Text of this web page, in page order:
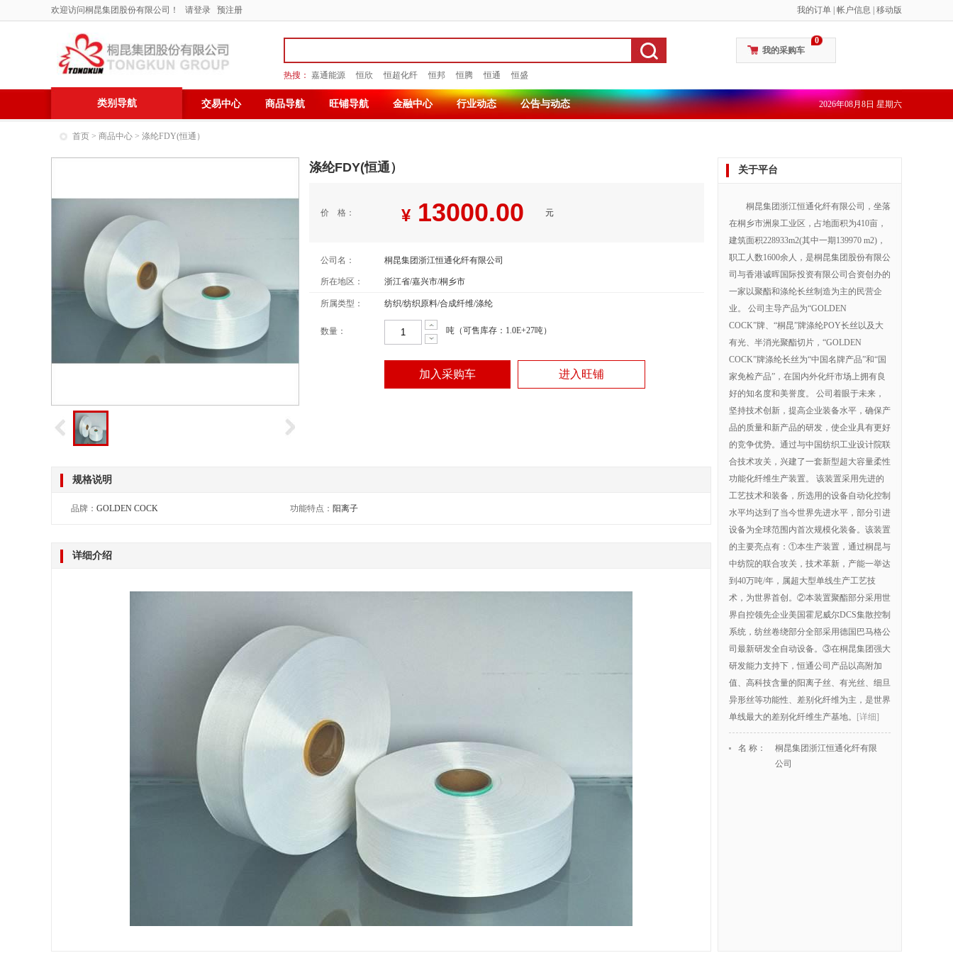
欢迎访问桐昆集团股份有限公司！ 请登录 预注册 我的订单 帐户信息 移动版
热搜： 嘉通能源 恒欣 恒超化纤 恒邦 恒腾 恒通 恒盛
我的采购车
0
类别导航 交易中心 商品导航 旺铺导航 金融中心 行业动态 公告与动态 2026年08月8日 星期六
首页 > 商品中心 > 涤纶FDY(恒通）
涤纶FDY(恒通）
价 格： ¥ 13000.00 元
公司名： 桐昆集团浙江恒通化纤有限公司
所在地区： 浙江省/嘉兴市/桐乡市
所属类型： 纺织/纺织原料/合成纤维/涤纶
数量： 吨（可售库存：1.0E+27吨）
加入采购车 进入旺铺
规格说明
品牌： GOLDEN COCK 功能特点： 阳离子
详细介绍
关于平台
桐昆集团浙江恒通化纤有限公司，坐落
在桐乡市洲泉工业区，占地面积为410亩，
建筑面积228933m2(其中一期139970 m2)，
职工人数1600余人，是桐昆集团股份有限公
司与香港诚晖国际投资有限公司合资创办的
一家以聚酯和涤纶长丝制造为主的民营企
业。 公司主导产品为“GOLDEN
COCK”牌、“桐昆”牌涤纶POY长丝以及大
有光、半消光聚酯切片，“GOLDEN
COCK”牌涤纶长丝为“中国名牌产品”和“国
家免检产品”，在国内外化纤市场上拥有良
好的知名度和美誉度。 公司着眼于未来，
坚持技术创新，提高企业装备水平，确保产
品的质量和新产品的研发，使企业具有更好
的竞争优势。通过与中国纺织工业设计院联
合技术攻关，兴建了一套新型超大容量柔性
功能化纤维生产装置。 该装置采用先进的
工艺技术和装备，所选用的设备自动化控制
水平均达到了当今世界先进水平，部分引进
设备为全球范围内首次规模化装备。该装置
的主要亮点有：①本生产装置，通过桐昆与
中纺院的联合攻关，技术革新，产能一举达
到40万吨/年，属超大型单线生产工艺技
术，为世界首创。②本装置聚酯部分采用世
界自控领先企业美国霍尼威尔DCS集散控制
系统，纺丝卷绕部分全部采用德国巴马格公
司最新研发全自动设备。③在桐昆集团强大
研发能力支持下，恒通公司产品以高附加
值、高科技含量的阳离子丝、有光丝、细旦
异形丝等功能性、差别化纤维为主，是世界
单线最大的差别化纤维生产基地。
[详细]
名 称：
桐昆集团浙江恒通化纤有限
公司